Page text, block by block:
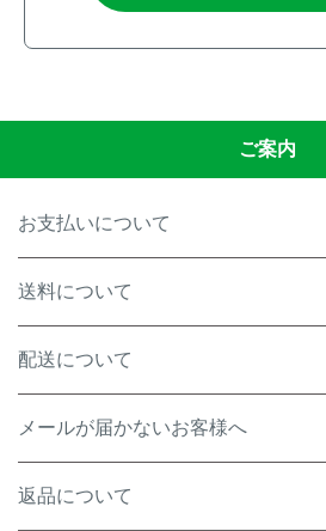
ご案内
お支払いについて
送料について
配送について
メールが届かないお客様へ
返品について